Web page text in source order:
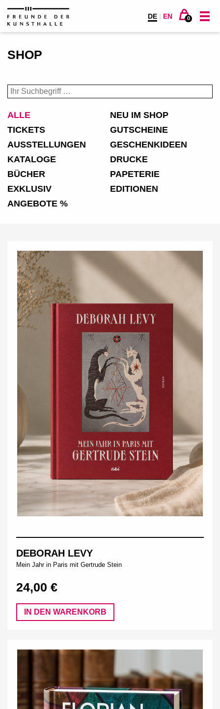
DE | EN 0
SHOP
ALLE
NEU IM SHOP
TICKETS
GUTSCHEINE
AUSSTELLUNGEN
GESCHENKIDEEN
KATALOGE
DRUCKE
BÜCHER
PAPETERIE
EXKLUSIV
EDITIONEN
ANGEBOTE %
DEBORAH LEVY
Mein Jahr in Paris mit Gertrude Stein
24,00 €
IN DEN WARENKORB